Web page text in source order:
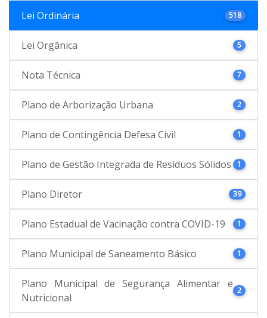
Lei Ordinária 518
Lei Orgânica 5
Nota Técnica 7
Plano de Arborização Urbana 2
Plano de Contingência Defesa Civil 1
Plano de Gestão Integrada de Resíduos Sólidos 1
Plano Diretor 39
Plano Estadual de Vacinação contra COVID-19 1
Plano Municipal de Saneamento Básico 1
Plano Municipal de Segurança Alimentar e
Nutricional
2